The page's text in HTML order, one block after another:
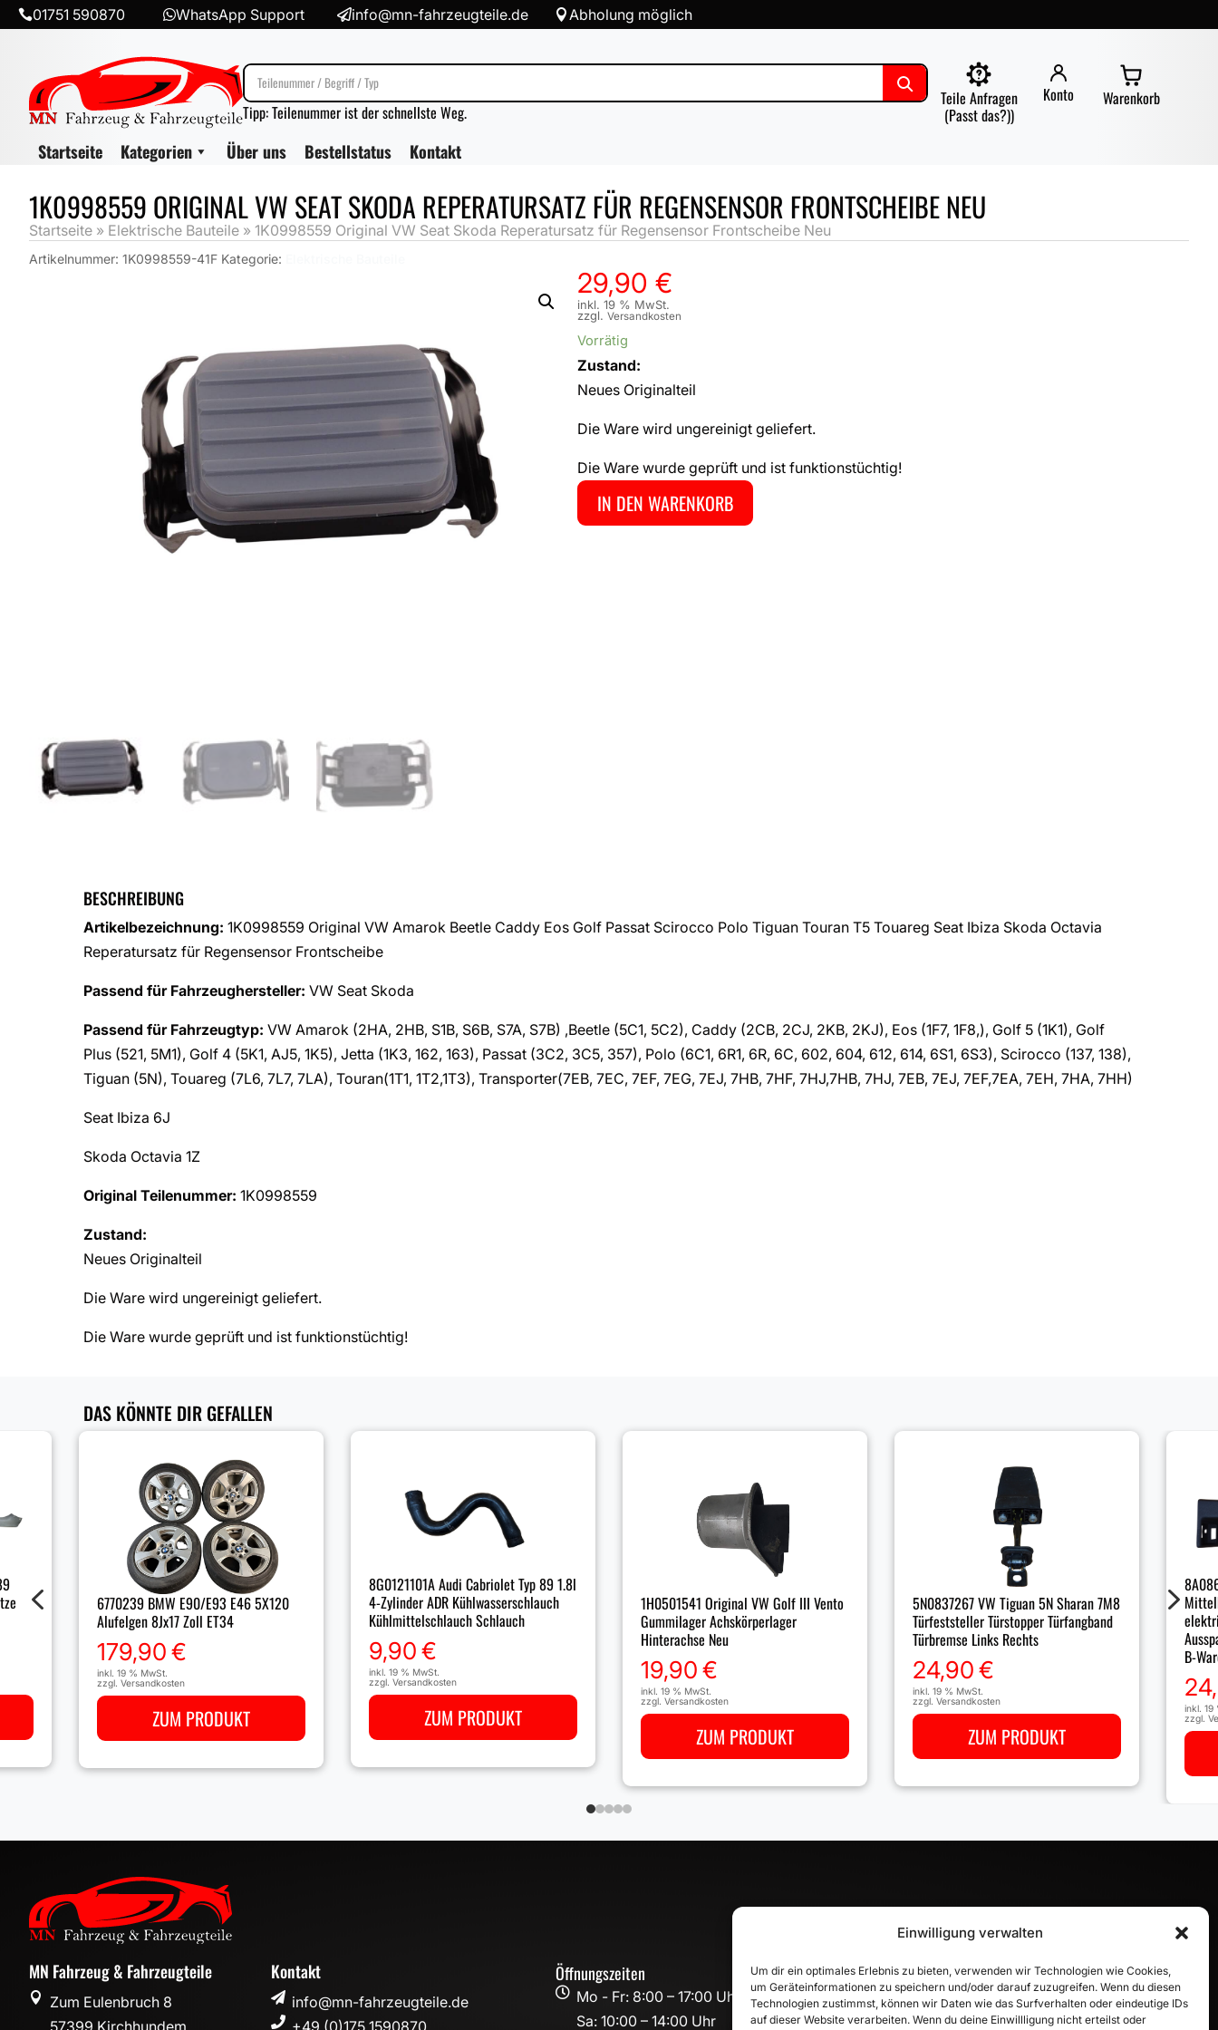
Einwilligung verwalten
Um dir ein optimales Erlebnis zu bieten, verwenden wir Technologien wie Cookies,
um Geräteinformationen zu speichern und/oder darauf zuzugreifen. Wenn du diesen
Technologien zustimmst, können wir Daten wie das Surfverhalten oder eindeutige IDs
auf dieser Website verarbeiten. Wenn du deine Einwillligung nicht erteilst oder
01751 590870 WhatsApp Support info@mn-fahrzeugteile.de Abholung möglich
Teile Anfragen
(Passt das?))
Konto Warenkorb
Tipp: Teilenummer ist der schnellste Weg.
Startseite Kategorien Über uns Bestellstatus Kontakt
1K0998559 ORIGINAL VW SEAT SKODA REPERATURSATZ FÜR REGENSENSOR FRONTSCHEIBE NEU
Startseite » Elektrische Bauteile » 1K0998559 Original VW Seat Skoda Reperatursatz für Regensensor Frontscheibe Neu
Artikelnummer: 1K0998559-41F Kategorie:
29,90 €
inkl. 19 % MwSt.
zzgl. Versandkosten
Vorrätig
Zustand:
Neues Originalteil
Die Ware wird ungereinigt geliefert.
Die Ware wurde geprüft und ist funktionstüchtig!
IN DEN WARENKORB
BESCHREIBUNG
Artikelbezeichnung: 1K0998559 Original VW Amarok Beetle Caddy Eos Golf Passat Scirocco Polo Tiguan Touran T5 Touareg Seat Ibiza Skoda Octavia
Reperatursatz für Regensensor Frontscheibe
Passend für Fahrzeughersteller: VW Seat Skoda
Passend für Fahrzeugtyp: VW Amarok (2HA, 2HB, S1B, S6B, S7A, S7B) ,Beetle (5C1, 5C2), Caddy (2CB, 2CJ, 2KB, 2KJ), Eos (1F7, 1F8,), Golf 5 (1K1), Golf
Plus (521, 5M1), Golf 4 (5K1, AJ5, 1K5), Jetta (1K3, 162, 163), Passat (3C2, 3C5, 357), Polo (6C1, 6R1, 6R, 6C, 602, 604, 612, 614, 6S1, 6S3), Scirocco (137, 138),
Tiguan (5N), Touareg (7L6, 7L7, 7LA), Touran(1T1, 1T2,1T3), Transporter(7EB, 7EC, 7EF, 7EG, 7EJ, 7HB, 7HF, 7HJ,7HB, 7HJ, 7EB, 7EJ, 7EF,7EA, 7EH, 7HA, 7HH)
Seat Ibiza 6J
Skoda Octavia 1Z
Original Teilenummer: 1K0998559
Zustand:
Neues Originalteil
Die Ware wird ungereinigt geliefert.
Die Ware wurde geprüft und ist funktionstüchtig!
DAS KÖNNTE DIR GEFALLEN
6770239 BMW E90/E93 E46 5X120
Alufelgen 8Jx17 Zoll ET34
179,90€
inkl. 19 % MwSt.
zzgl. Versandkosten
ZUM PRODUKT
8G0121101A Audi Cabriolet Typ 89 1.8l
4-Zylinder ADR Kühlwasserschlauch
Kühlmittelschlauch Schlauch
9,90€
inkl. 19 % MwSt.
zzgl. Versandkosten
ZUM PRODUKT
1H0501541 Original VW Golf III Vento
Gummilager Achskörperlager
Hinterachse Neu
19,90€
inkl. 19 % MwSt.
zzgl. Versandkosten
ZUM PRODUKT
5N0837267 VW Tiguan 5N Sharan 7M8
Türfeststeller Türstopper Türfangband
Türbremse Links Rechts
24,90€
inkl. 19 % MwSt.
zzgl. Versandkosten
ZUM PRODUKT
B-
inkl. 19
zzgl.
4 5
MN Fahrzeug & Fahrzeugteile

Zum Eulenbruch 8
Kontakt
 info@mn-fahrzeugteile.de

Öffnungszeiten
 Mo - Fr: 8:00 – 17:00 Uhr
Sa: 10:00 – 14:00 Uhr
INFORMATION
Zahlungsarten
Versandinformationen